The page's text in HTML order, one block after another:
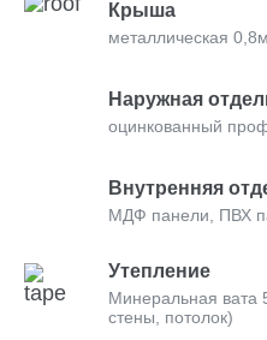
Крыша
металлическая
Наружная
оцинкованный
Внутренняя
МДФ панели, ПВХ
Утепление
Минеральная вата
стены, потолок)